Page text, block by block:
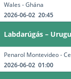
Wales - Ghána
2026-06-02 20:45
Labdarúgás –
Penarol Montevideo -
2026-06-02 01:00